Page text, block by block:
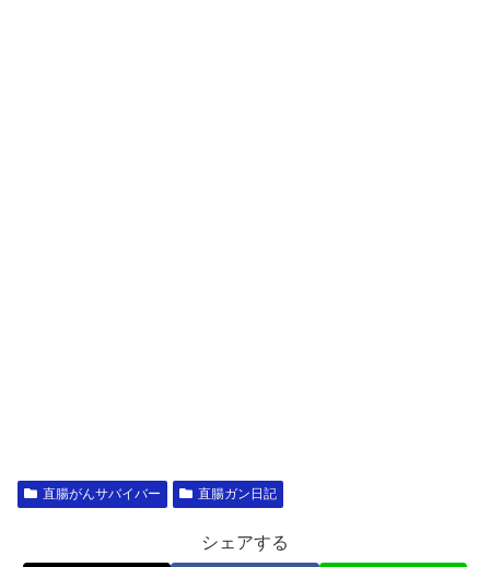
直腸がんサバイバー 直腸ガン日記
シェアする